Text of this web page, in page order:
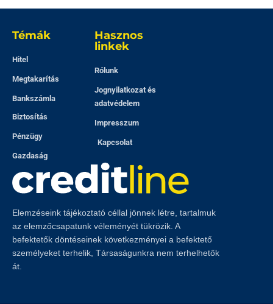
Témák
Hitel
Megtakarítás
Bankszámla
Biztosítás
Pénzügy
Gazdaság
Hasznos
linkek
Rólunk
Jognyilatkozat és
adatvédelem
Impresszum
Kapcsolat
Elemzéseink tájékoztató céllal jönnek létre, tartalmuk
az elemzőcsapatunk véleményét tükrözik. A
befektetők döntéseinek következményei a befektető
személyeket terhelik, Társaságunkra nem terhelhetők
át.